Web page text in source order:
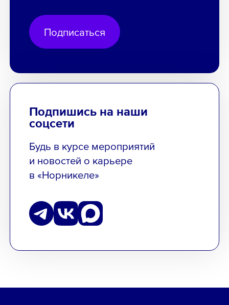
Подписаться
Подпишись на наши
соцсети
Будь в курсе мероприятий
и новостей о карьере
в «Норникеле»